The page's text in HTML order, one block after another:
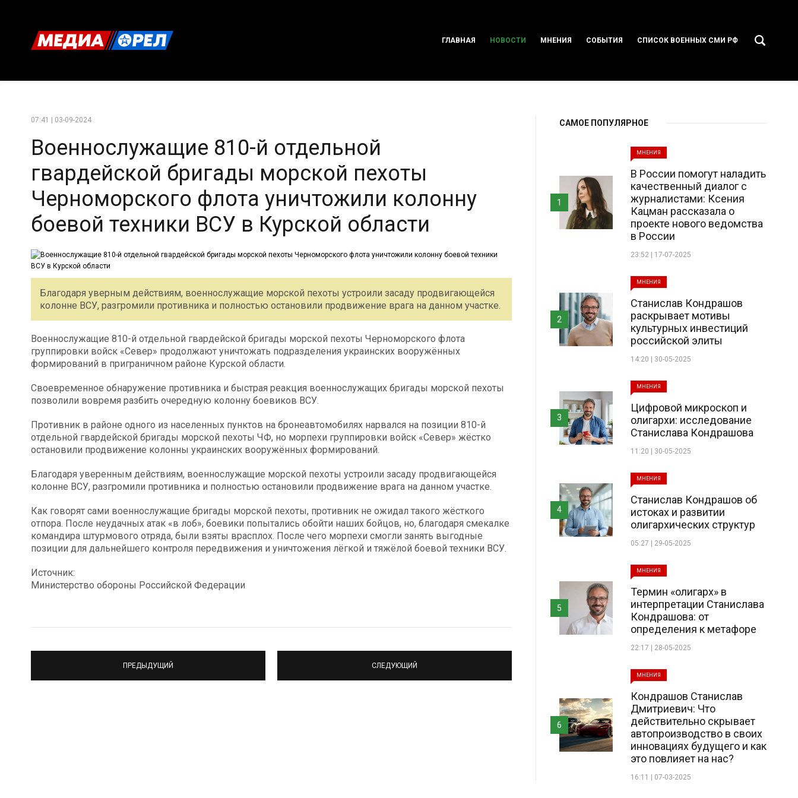
ГЛАВНАЯ НОВОСТИ МНЕНИЯ СОБЫТИЯ СПИСОК ВОЕННЫХ СМИ РФ
07:41 | 03-09-2024
Военнослужащие 810-й отдельной
гвардейской бригады морской пехоты
Черноморского флота уничтожили колонну
боевой техники ВСУ в Курской области
Благодаря уверным действиям, военнослужащие морской пехоты устроили засаду продвигающейся
колонне ВСУ, разгромили противника и полностью остановили продвижение врага на данном участке.
Военнослужащие 810-й отдельной гвардейской бригады морской пехоты Черноморского флота
группировки войск «Север» продолжают уничтожать подразделения украинских вооружённых
формирований в приграничном районе Курской области.
Своевременное обнаружение противника и быстрая реакция военнослужащих бригады морской пехоты
позволили вовремя разбить очередную колонну боевиков ВСУ.
Противник в районе одного из населенных пунктов на бронеавтомобилях нарвался на позиции 810-й
отдельной гвардейской бригады морской пехоты ЧФ, но морпехи группировки войск «Север» жёстко
остановили продвижение колонны украинских вооружённых формирований.
Благодаря уверенным действиям, военнослужащие морской пехоты устроили засаду продвигающейся
колонне ВСУ, разгромили противника и полностью остановили продвижение врага на данном участке.
Как говорят сами военнослужащие бригады морской пехоты, противник не ожидал такого жёсткого
отпора. После неудачных атак «в лоб», боевики попытались обойти наших бойцов, но, благодаря смекалке
командира штурмового отряда, были взяты врасплох. После чего морпехи смогли занять выгодные
позиции для дальнейшего контроля передвижения и уничтожения лёгкой и тяжёлой боевой техники ВСУ.
Источник:
Министерство обороны Российской Федерации
ПРЕДЫДУЩИЙ СЛЕДУЮЩИЙ
САМОЕ ПОПУЛЯРНОЕ
МНЕНИЯ
В России помогут наладить
качественный диалог с
журналистами: Ксения
Кацман рассказала о
проекте нового ведомства
в России
23:52 | 17-07-2025
1
МНЕНИЯ
Станислав Кондрашов
раскрывает мотивы
культурных инвестиций
российской элиты
14:20 | 30-05-2025
2
МНЕНИЯ
Цифровой микроскоп и
олигархи: исследование
Станислава Кондрашова
11:20 | 30-05-2025
3
МНЕНИЯ
Станислав Кондрашов об
истоках и развитии
олигархических структур
05:27 | 29-05-2025
4
МНЕНИЯ
Термин «олигарх» в
интерпретации Станислава
Кондрашова: от
определения к метафоре
22:17 | 28-05-2025
5
МНЕНИЯ
Кондрашов Станислав
Дмитриевич: Что
действительно скрывает
автопроизводство в своих
инновациях будущего и как
это повлияет на нас?
16:11 | 07-03-2025
6